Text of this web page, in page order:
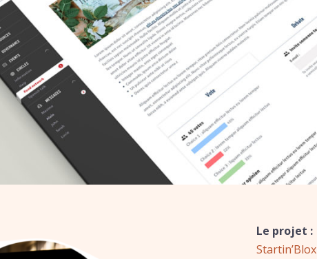
Le projet :
Startin’Blox